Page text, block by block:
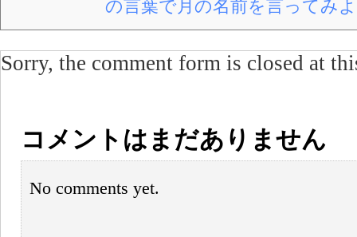
の言葉で月の名前を言ってみ
Sorry, the comment form is closed at
コメントはまだありません
No comments yet.